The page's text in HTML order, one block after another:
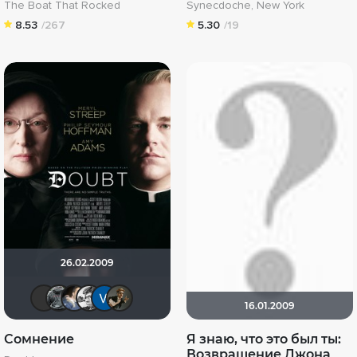
The Boat That Rocked
8.53 /267
Synecdoche, New York
5.30 /19
26.02.2009
NickFiji
ant_v Vl W
дядя женя
Сомнение
16.01.2009
Я знаю, что это был ты:
Возвращение Джона